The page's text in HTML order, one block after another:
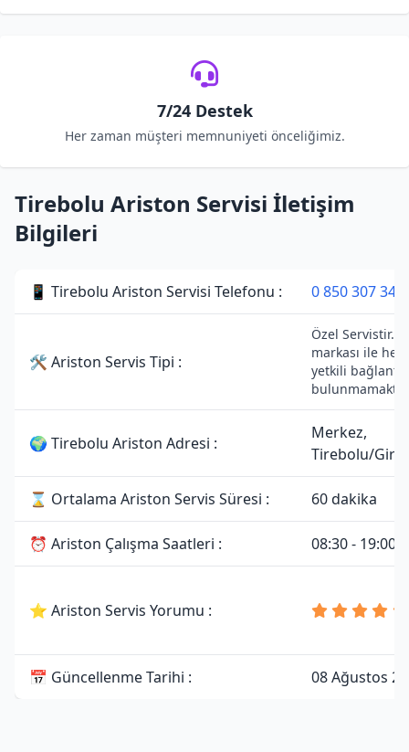
7/24 Destek
Her zaman müşteri memnuniyeti önceliğimiz.
Tirebolu Ariston Servisi İletişim
Bilgileri
📱 Tirebolu Ariston Servisi Telefonu : 0 850 307 34
🛠 Ariston Servis Tipi :
Özel Servistir.
markası ile
yetkili
🌍 Tirebolu Ariston Adresi :
Merkez,
Tirebolu/
⌛ Ortalama Ariston Servis Süresi : 60 dakika
⏰ Ariston Çalışma Saatleri : 08:30 - 19:00
⭐ Ariston Servis Yorumu :
📅 Güncellenme Tarihi : 08 Ağustos